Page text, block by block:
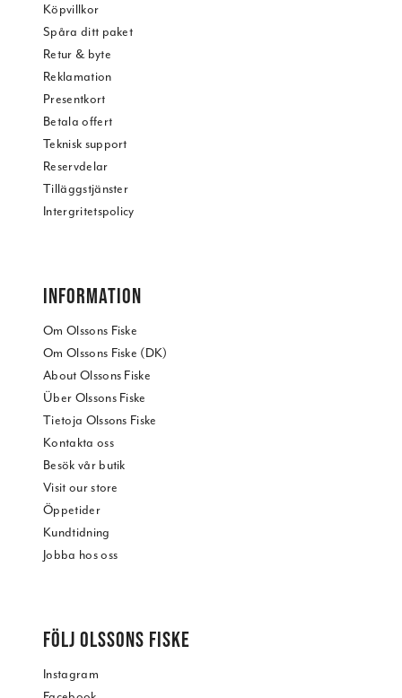
Köpvillkor
Spåra ditt paket
Retur & byte
Reklamation
Presentkort
Betala offert
Teknisk support
Reservdelar
Tilläggstjänster
Intergritetspolicy
INFORMATION
Om Olssons Fiske
Om Olssons Fiske (DK)
About Olssons Fiske
Über Olssons Fiske
Tietoja Olssons Fiske
Kontakta oss
Besök vår butik
Visit our store
Öppetider
Kundtidning
Jobba hos oss
FÖLJ OLSSONS FISKE
Instagram